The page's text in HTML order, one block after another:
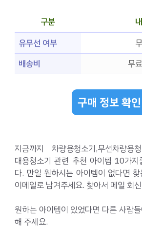
구분
유무선 여부
배송비
무
구매 정보 확인
지금까지 차량용청소기,무선차량용
대용청소기 관련 추천 아이템 10가
다. 만일 원하시는 아이템이 없다면
이메일로 남겨주세요. 찾아서 메일 회
원하는 아이템이 있었다면 다른 사람
해 주세요.